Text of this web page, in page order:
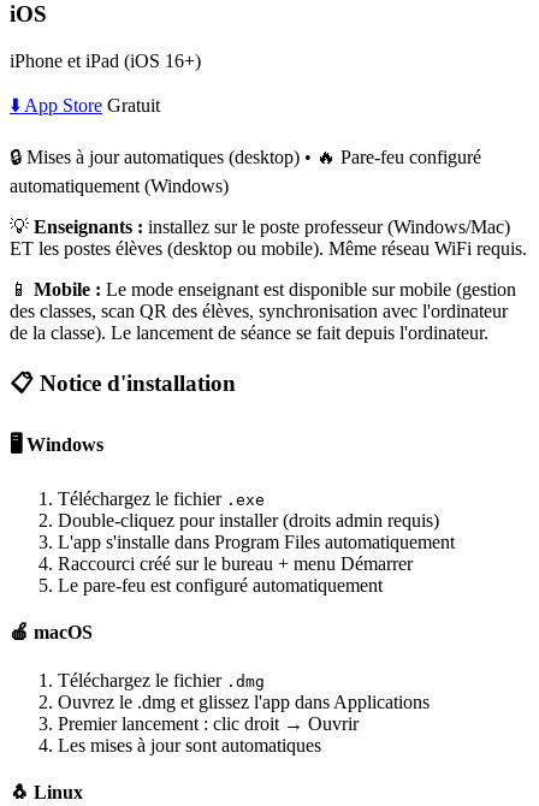
iOS
iPhone et iPad (iOS 16+)
⬇️ App Store Gratuit
🔒 Mises à jour automatiques (desktop) • 🔥 Pare-feu configuré
automatiquement (Windows)
💡 Enseignants : installez sur le poste professeur (Windows/Mac)
ET les postes élèves (desktop ou mobile). Même réseau WiFi requis.
📱 Mobile : Le mode enseignant est disponible sur mobile (gestion
des classes, scan QR des élèves, synchronisation avec l'ordinateur
de la classe). Le lancement de séance se fait depuis l'ordinateur.
📋 Notice d'installation
🖥️ Windows
Téléchargez le fichier .exe
Double-cliquez pour installer (droits admin requis)
L'app s'installe dans Program Files automatiquement
Raccourci créé sur le bureau + menu Démarrer
Le pare-feu est configuré automatiquement
🍎 macOS
Téléchargez le fichier .dmg
Ouvrez le .dmg et glissez l'app dans Applications
Premier lancement : clic droit → Ouvrir
Les mises à jour sont automatiques
🐧 Linux